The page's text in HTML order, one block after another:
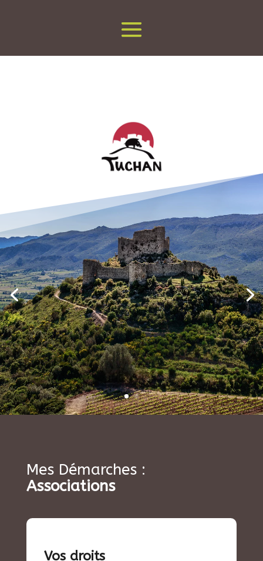
Mes Démarches :
Associations
Vos droits